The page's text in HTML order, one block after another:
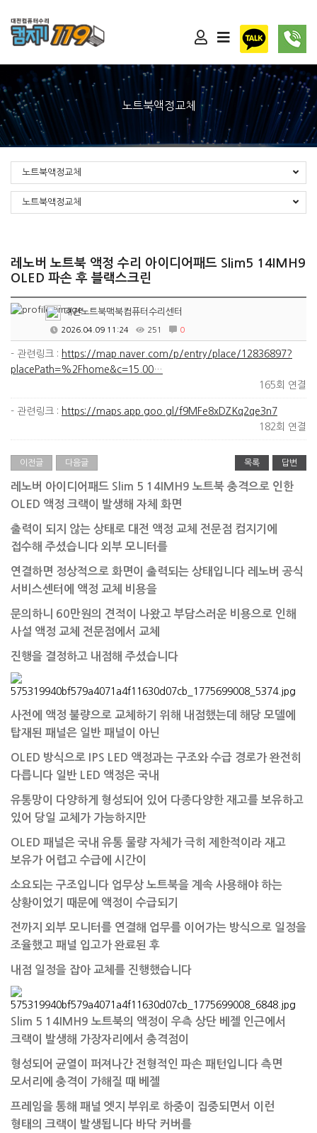
노트북액정교체
노트북액정교체
노트북액정교체
레노버 노트북 액정 수리 아이디어패드 Slim5 14IMH9
OLED 파손 후 블랙스크린
대전노트북맥북컴퓨터수리센터
2026.04.09 11:24 251 0
- 관련링크 : https://map.naver.com/p/entry/place/12836897?
placePath=%2Fhome&c=15.00…
165회 연결
- 관련링크 : https://maps.app.goo.gl/f9MFe8xDZKq2qe3n7
182회 연결
이전글 다음글 목록 답변
레노버 아이디어패드 Slim 5 14IMH9 노트북 충격으로 인한
OLED 액정 크랙이 발생해 자체 화면
출력이 되지 않는 상태로 대전 액정 교체 전문점 컴지기에
접수해 주셨습니다 외부 모니터를
연결하면 정상적으로 화면이 출력되는 상태입니다 레노버 공식
서비스센터에 액정 교체 비용을
문의하니 60만원의 견적이 나왔고 부담스러운 비용으로 인해
사설 액정 교체 전문점에서 교체
진행을 결정하고 내점해 주셨습니다
사전에 액정 불량으로 교체하기 위해 내점했는데 해당 모델에
탑재된 패널은 일반 패널이 아닌
OLED 방식으로 IPS LED 액정과는 구조와 수급 경로가 완전히
다릅니다 일반 LED 액정은 국내
유통망이 다양하게 형성되어 있어 다종다양한 재고를 보유하고
있어 당일 교체가 가능하지만
OLED 패널은 국내 유통 물량 자체가 극히 제한적이라 재고
보유가 어렵고 수급에 시간이
소요되는 구조입니다 업무상 노트북을 계속 사용해야 하는
상황이었기 때문에 액정이 수급되기
전까지 외부 모니터를 연결해 업무를 이어가는 방식으로 일정을
조율했고 패널 입고가 완료된 후
내점 일정을 잡아 교체를 진행했습니다
Slim 5 14IMH9 노트북의 액정이 우측 상단 베젤 인근에서
크랙이 발생해 가장자리에서 충격점이
형성되어 균열이 퍼져나간 전형적인 파손 패턴입니다 측면
모서리에 충격이 가해질 때 베젤
프레임을 통해 패널 엣지 부위로 하중이 집중되면서 이런
형태의 크랙이 발생됩니다 바닥 커버를